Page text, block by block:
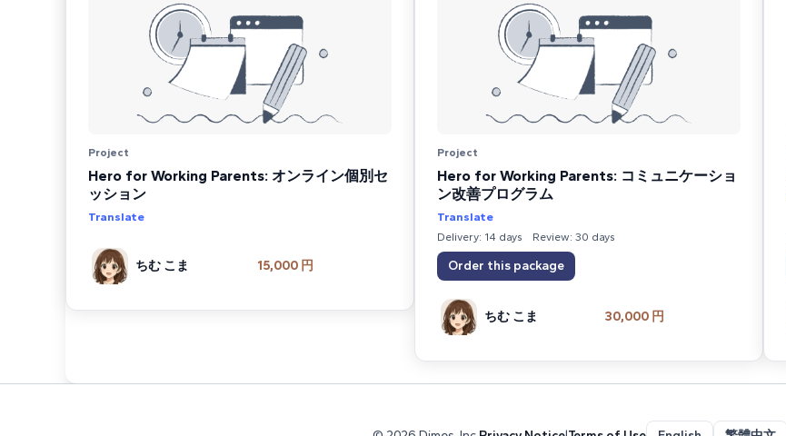
Project
Hero for Working Parents: オンライン個別セ
ッション
Translate
ちむ こま 15,000 円
Project
Hero for Working Parents: コミュニケーショ
ン改善プログラム
Translate
Delivery: 14 days Review: 30 days
Order this package
ちむ こま 30,000 円